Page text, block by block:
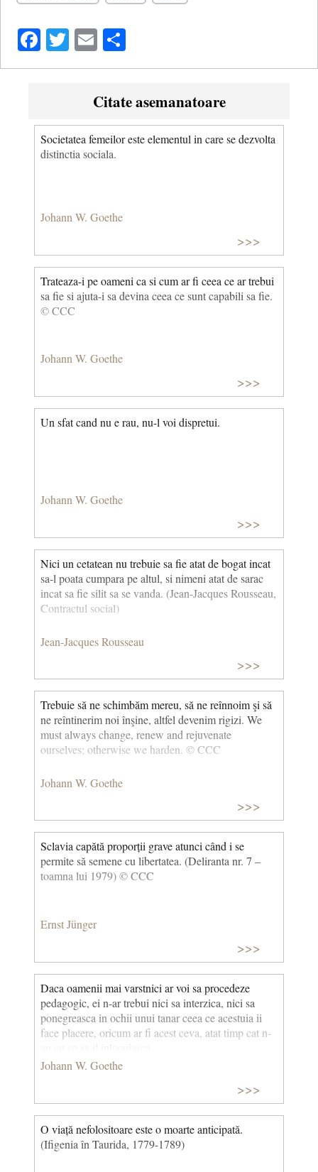
Facebook
Twitter
Email
Citate asemanatoare
Societatea femeilor este elementul in care se dezvolta
distinctia sociala.
Johann W. Goethe
>>>
Trateaza-i pe oameni ca si cum ar fi ceea ce ar trebui
sa fie si ajuta-i sa devina ceea ce sunt capabili sa fie.
© CCC
Johann W. Goethe
>>>
Un sfat cand nu e rau, nu-l voi dispretui.
Johann W. Goethe
>>>
Nici un cetatean nu trebuie sa fie atat de bogat incat
sa-l poata cumpara pe altul, si nimeni atat de sarac
incat sa fie silit sa se vanda. (Jean-Jacques Rousseau,
Contractul social)
Jean-Jacques Rousseau
>>>
Trebuie să ne schimbăm mereu, să ne reînnoim şi să
ne reîntinerim noi înşine, altfel devenim rigizi. We
must always change, renew and rejuvenate
ourselves; otherwise we harden. © CCC
Johann W. Goethe
>>>
Sclavia capătă proporții grave atunci când i se
permite să semene cu libertatea. (Deliranta nr. 7 –
toamna lui 1979) © CCC
Ernst Jünger
>>>
Daca oamenii mai varstnici ar voi sa procedeze
pedago­gic, ei n-ar trebui nici sa interzica, nici sa
ponegreasca in ochii unui tanar ceea ce acestuia ii
face placere, oricum ar fi acest ceva, atat timp cat n-
Johann W. Goethe
>>>
O viață nefolositoare este o moarte anticipată.
(Ifigenia în Taurida, 1779-1789)